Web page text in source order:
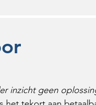
inzicht geen